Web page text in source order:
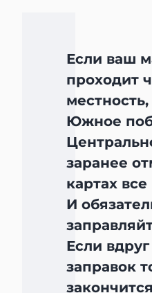
Если ваш
проходит
Южное
заранее
картах
И
Если
заправок